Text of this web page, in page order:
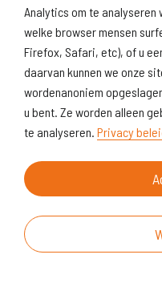
Analytics om te
welke browser mensen
Firefox, Safari, etc), of u
daarvan kunnen we onze
wordenanoniem
u bent. Ze worden alleen
te analyseren. Privacy